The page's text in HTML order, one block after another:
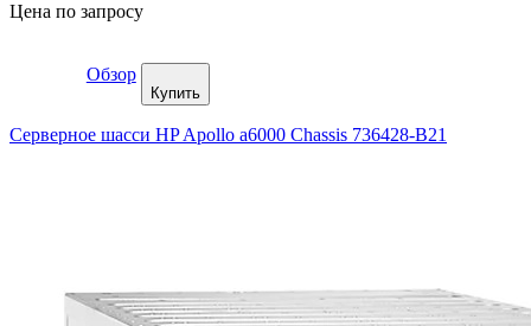
Цена по запросу
Обзор
Купить
Серверное шасси HP Apollo a6000 Chassis 736428-B21